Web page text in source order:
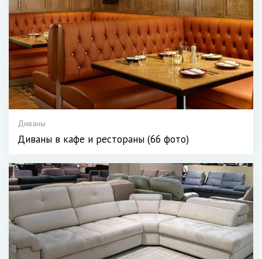
Диваны
Диваны в кафе и рестораны (66 фото)